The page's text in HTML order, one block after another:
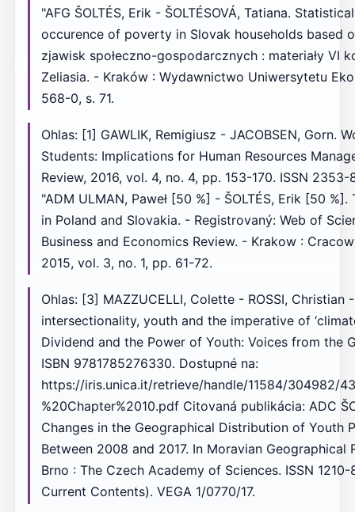
"AFG ŠOLTÉS, Erik - ŠOLTÉSOVÁ, Tatiana.
occurence of poverty in Slovak households based
zjawisk społeczno-gospodarcznych : materiały VI
Zeliasia. - Kraków : Wydawnictwo Uniwersytetu
568-0, s. 71.
Ohlas: [1] GAWLIK, Remigiusz - JACOBSEN,
Students: Implications for Human Resources
Review, 2016, vol. 4, no. 4, pp. 153-170. ISSN
"ADM ULMAN, Paweł [50 %] - ŠOLTÉS, Erik [50
in Poland and Slovakia. - Registrovaný: Web of
Business and Economics Review. - Krakow :
2015, vol. 3, no. 1, pp. 61-72.
Ohlas: [3] MAZZUCELLI, Colette - ROSSI, Christian
intersectionality, youth and the imperative of
Dividend and the Power of Youth: Voices from the
ISBN 9781785276330. Dostupné na:
https://iris.unica.it/retrieve/handle/11584/304982/
%20Chapter%2010.pdf Citovaná publikácia: ADC
Changes in the Geographical Distribution of Youth
Between 2008 and 2017. In Moravian
Brno : The Czech Academy of Sciences. ISSN
Current Contents). VEGA 1/0770/17.